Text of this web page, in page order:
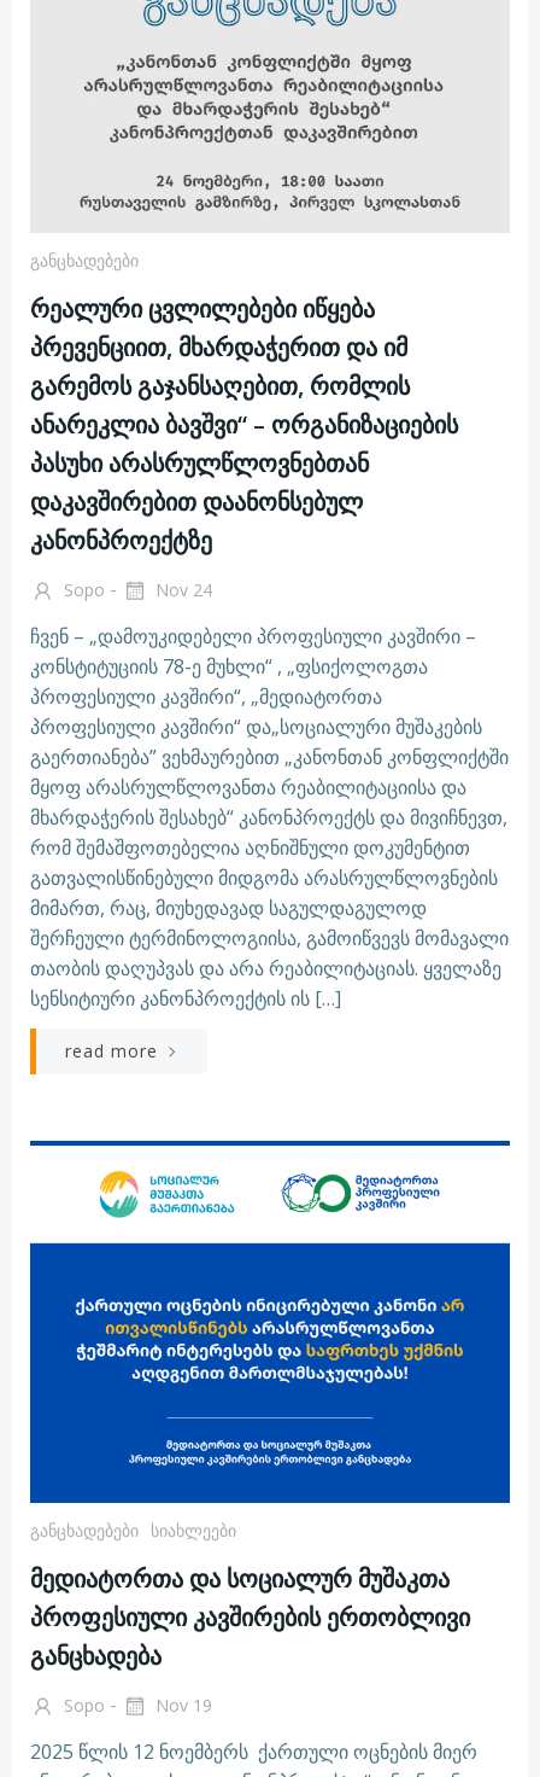
Განცხადებები
რეალური ცვლილებები იწყება
პრევენციით, მხარდაჭერით და იმ
გარემოს გაჯანსაღებით, რომლის
ანარეკლია ბავშვი“ – ორგანიზაციების
პასუხი არასრულწლოვნებთან
დაკავშირებით დაანონსებულ
კანონპროექტზე
Sopo - Nov 24
ჩვენ – „დამოუკიდებელი პროფესიული კავშირი –
კონსტიტუციის 78-ე მუხლი“ , „ფსიქოლოგთა
პროფესიული კავშირი“, „მედიატორთა
პროფესიული კავშირი“ და„სოციალური მუშაკების
გაერთიანება” ვეხმაურებით „კანონთან კონფლიქტში
მყოფ არასრულწლოვანთა რეაბილიტაციისა და
მხარდაჭერის შესახებ“ კანონპროექტს და მივიჩნევთ,
რომ შემაშფოთებელია აღნიშნული დოკუმენტით
გათვალისწინებული მიდგომა არასრულწლოვნების
მიმართ, რაც, მიუხედავად საგულდაგულოდ
შერჩეული ტერმინოლოგიისა, გამოიწვევს მომავალი
თაობის დაღუპვას და არა რეაბილიტაციას. ყველაზე
სენსიტიური კანონპროექტის ის […]
read more
Განცხადებები Სიახლეები
მედიატორთა და სოციალურ მუშაკთა
პროფესიული კავშირების ერთობლივი
განცხადება
Sopo - Nov 19
2025 წლის 12 ნოემბერს ქართული ოცნების მიერ